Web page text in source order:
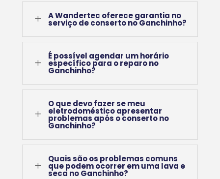
L A Wandertec oferece garantia no
serviço de conserto no Ganchinho?
L
É possível agendar um horário
específico para o reparo no
Ganchinho?
L
O que devo fazer se meu
eletrodoméstico apresentar
problemas após o conserto no
Ganchinho?
L
Quais são os problemas comuns
que podem ocorrer em uma lava e
seca no Ganchinho?